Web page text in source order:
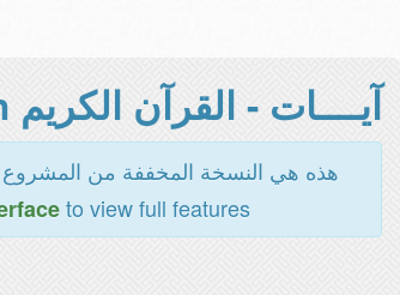
آيــــات - القرآن الكريم Holy Quran -
هذه هي النسخة المخففة من
to view full features